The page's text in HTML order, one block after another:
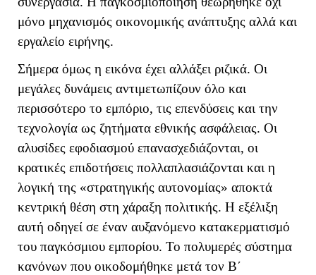
μόνο μηχανισμός οικονομικής ανάπτυξης αλλά και
εργαλείο ειρήνης.
Σήμερα όμως η εικόνα έχει αλλάξει ριζικά. Οι
μεγάλες δυνάμεις αντιμετωπίζουν όλο και
περισσότερο το εμπόριο, τις επενδύσεις και την
τεχνολογία ως ζητήματα εθνικής ασφάλειας. Οι
αλυσίδες εφοδιασμού επανασχεδιάζονται, οι
κρατικές επιδοτήσεις πολλαπλασιάζονται και η
λογική της «στρατηγικής αυτονομίας» αποκτά
κεντρική θέση στη χάραξη πολιτικής. Η εξέλιξη
αυτή οδηγεί σε έναν αυξανόμενο κατακερματισμό
του παγκόσμιου εμπορίου. Το πολυμερές σύστημα
κανόνων που οικοδομήθηκε μετά τον Β΄